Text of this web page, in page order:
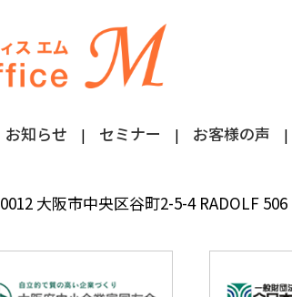
お知らせ セミナー お客様の声
大阪市中央区谷町2-5-4 RADOLF 506